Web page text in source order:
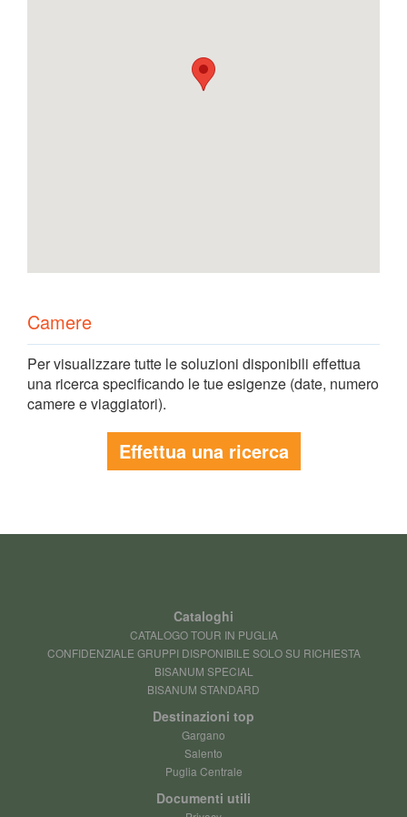
Camere
Per visualizzare tutte le soluzioni disponibili effettua
una ricerca specificando le tue esigenze (date, numero
camere e viaggiatori).
Effettua una ricerca
Cataloghi
CATALOGO TOUR IN PUGLIA
CONFIDENZIALE GRUPPI DISPONIBILE SOLO SU RICHIESTA
BISANUM SPECIAL
BISANUM STANDARD
Destinazioni top
Gargano
Salento
Puglia Centrale
Documenti utili